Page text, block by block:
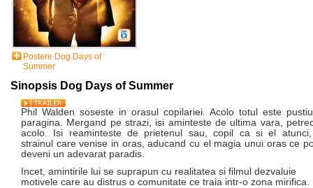
Postere Dog Days of
Summer
Sinopsis Dog Days of Summer
Phil Walden soseste in orasul copilariei. Acolo totul este
paragina. Mergand pe strazi, isi aminteste de ultima vara,
acolo. Isi reaminteste de prietenul sau, copil ca si el
strainul care venise in oras, aducand cu el magia unui oras ce
deveni un adevarat paradis.
Incet, amintirile lui se suprapun cu realitatea si filmul dezvaluie
motivele care au distrus o comunitate ce traia intr-o zona mirifica.